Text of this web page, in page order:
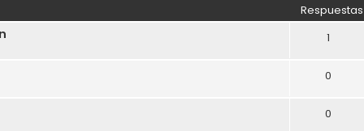
Respuestas
1
0
0